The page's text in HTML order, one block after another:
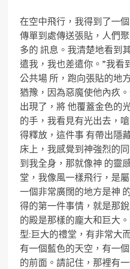
在空中飛行，我得到了一
傳單到處傳送張貼，人們
多的 訊息。我清楚地看到
遣我，我也差遣你。”我看
公共場 所，跑向張貼的地
猶豫，因為惡魔使他內疚
出現了，將 他覆蓋金色的
的手，我看見有光出去，
得釋放，這件事 有帶出隱
床上，我感覺到神強烈的
到我全身，那就像神 的靈
堂，我像風一樣飛行，是
一個非常廣闊的地方是神
得的第一件事情，就是那
的殿是那樣的龐大和巨大
型:巨大的禮堂，有非常大
有一個藍色的天空，有一
的前面。請記住，那裡有